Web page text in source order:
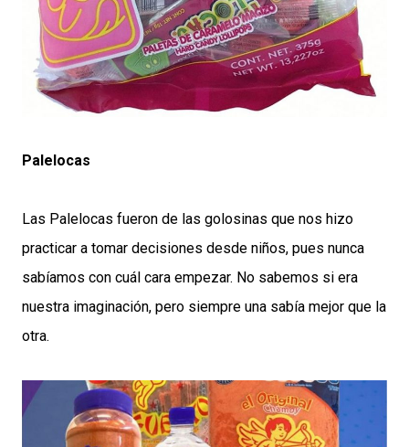
Palelocas
Las Palelocas fueron de las golosinas que nos hizo
practicar a tomar decisiones desde niños, pues nunca
sabíamos con cuál cara empezar. No sabemos si era
nuestra imaginación, pero siempre una sabía mejor que la
otra.